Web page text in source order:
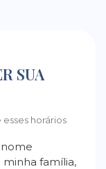
SUA
horários
nome
família,